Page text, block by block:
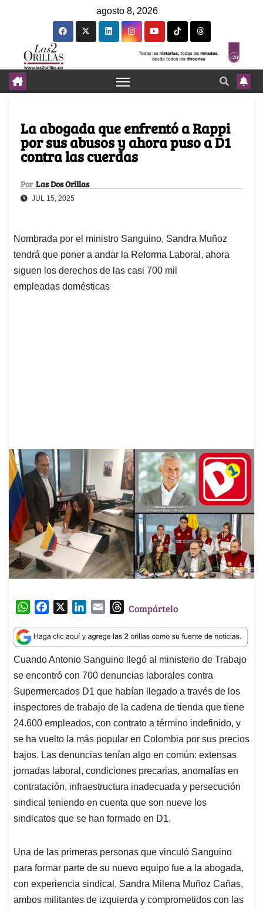
agosto 8, 2026
La abogada que enfrentó a Rappi
por sus abusos y ahora puso a D1
contra las cuerdas
Por Las Dos Orillas
JUL 15, 2025
Nombrada por el ministro Sanguino, Sandra Muñoz
tendrá que poner a andar la Reforma Laboral, ahora
siguen los derechos de las casi 700 mil
empleadas domésticas
W
a
t
s
A
p
p
c
e
b
o
o
k
n
k
e
d
I
n
a
i
l
T
r
e
a
d
s
Compártelo
Cuando Antonio Sanguino llegó al ministerio de Trabajo
se encontró con 700 denuncias laborales contra
Supermercados D1 que habían llegado a través de los
inspectores de trabajo de la cadena de tienda que tiene
24.600 empleados, con contrato a término indefinido, y
se ha vuelto la más popular en Colombia por sus precios
bajos. Las denuncias tenían algo en común: extensas
jornadas laboral, condiciones precarias, anomalías en
contratación, infraestructura inadecuada y persecución
sindical teniendo en cuenta que son nueve los
sindicatos que se han formado en D1.
Una de las primeras personas que vinculó Sanguino
para formar parte de su nuevo equipo fue a la abogada,
con experiencia sindical, Sandra Milena Muñoz Cañas,
ambos militantes de izquierda y comprometidos con las